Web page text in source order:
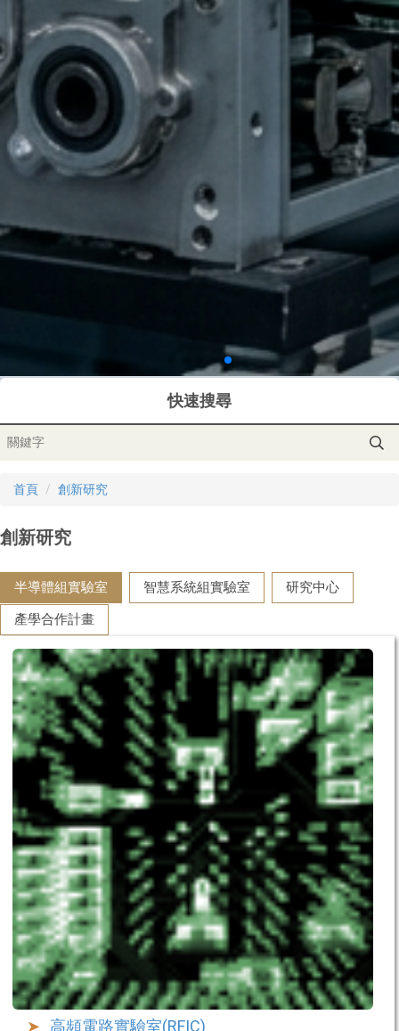
快速搜尋
首頁 創新研究
創新研究
半導體組實驗室 智慧系統組實驗室
研究中心
產學合作計畫
高頻電路實驗室(RFIC)